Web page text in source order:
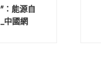
：能源自
中國網